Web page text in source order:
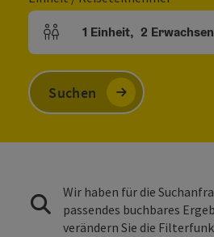
Einheitenanzahl und
1 Einheit, 2
Suchen
Wir haben für die
passendes buchbares
verändern Sie die